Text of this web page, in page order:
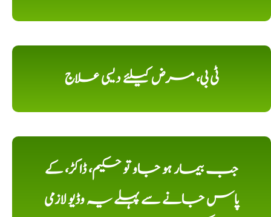
ٹی بی، مرض کیلئے دیسی علاج
جب بیمار ہو جاو تو حکیم، ڈاکڑ، کے
پاس جانے سے پہلے یہ وڈیو لازمی